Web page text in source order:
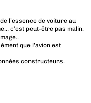
l’essence de voiture au
c’est peut-être pas malin.
que l’avion est
constructeurs.